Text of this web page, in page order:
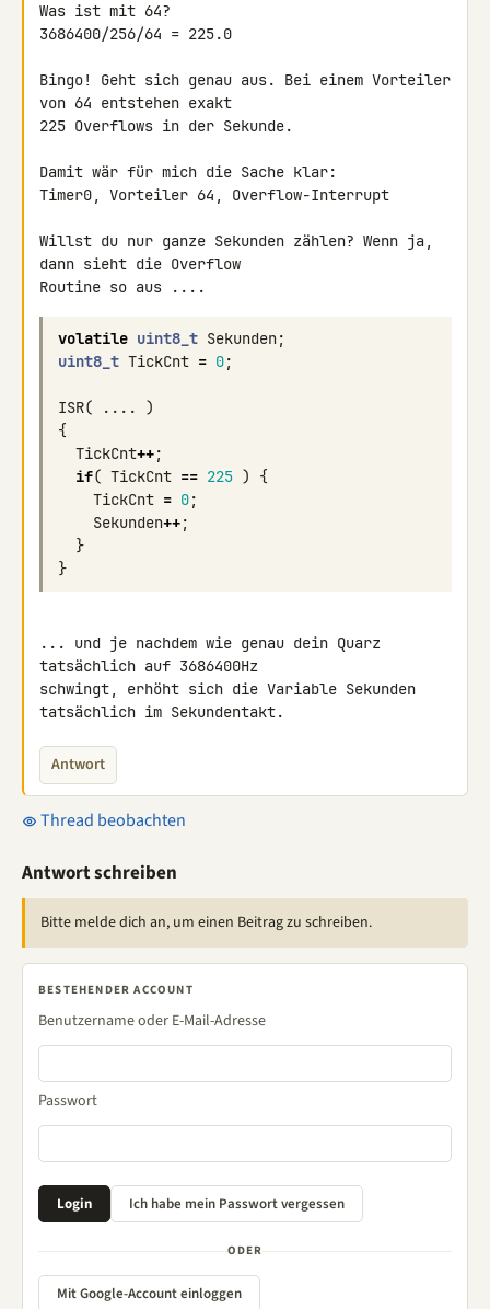
Was ist mit 64?
3686400/256/64 = 225.0
Bingo! Geht sich genau aus. Bei einem Vorteiler
von 64 entstehen exakt
225 Overflows in der Sekunde.
Damit wär für mich die Sache klar:
Timer0, Vorteiler 64, Overflow-Interrupt
Willst du nur ganze Sekunden zählen? Wenn ja,
dann sieht die Overflow
volatile uint8_t Sekunden;
uint8_t TickCnt = 0;
ISR( ....
)
{
TickCnt++;
if( TickCnt == 225 )
{
TickCnt = 0;
Sekunden++;
}
}
... und je nachdem wie genau dein Quarz
tatsächlich auf 3686400Hz
schwingt, erhöht sich die Variable Sekunden
tatsächlich im Sekundentakt.
Antwort
Thread beobachten
Antwort schreiben
Bitte melde dich an, um einen Beitrag zu schreiben.
BESTEHENDER ACCOUNT
Benutzername oder E-Mail-Adresse
Passwort
ODER
Mit Google-Account einloggen